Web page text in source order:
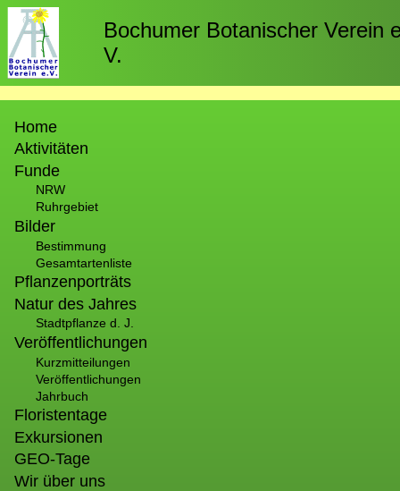
Direkt
zum
Inhalt
Bochumer Botanischer Verein
V.
Home
Aktivitäten
Funde
NRW
Ruhrgebiet
Bilder
Bestimmung
Gesamtartenliste
Pflanzenporträts
Natur des Jahres
Stadtpflanze d. J.
Veröffentlichungen
Kurzmitteilungen
Veröffentlichungen
Jahrbuch
Floristentage
Exkursionen
GEO-Tage
Wir über uns